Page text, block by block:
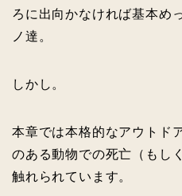
ろに出向かなければ基本め
ノ達。
しかし。
本章では本格的なアウトド
のある動物での死亡（もし
触れられています。